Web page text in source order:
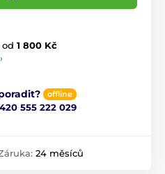
od 1 800 Kč
offline
555 222 029
24 měsíců